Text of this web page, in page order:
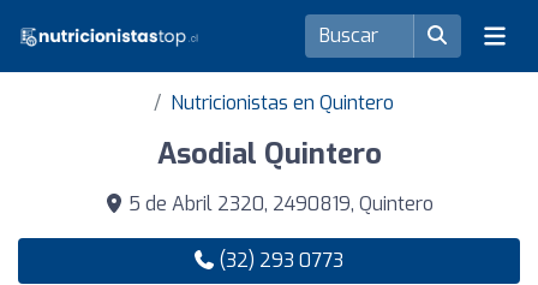
Nutricionistas en Quintero
Asodial Quintero
5 de Abril 2320, 2490819, Quintero
(32) 293 0773